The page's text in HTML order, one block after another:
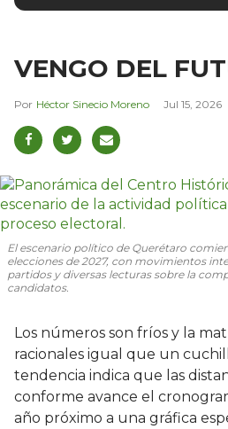
VENGO DEL
Héctor Sinecio Moreno Jul 15, 2026
El escenario político de Querétaro
elecciones de 2027, con movimientos
partidos y diversas lecturas sobre la
candidatos.
Los números son fríos y la
racionales igual que un
tendencia indica que las
conforme avance el
año próximo a una gráfica